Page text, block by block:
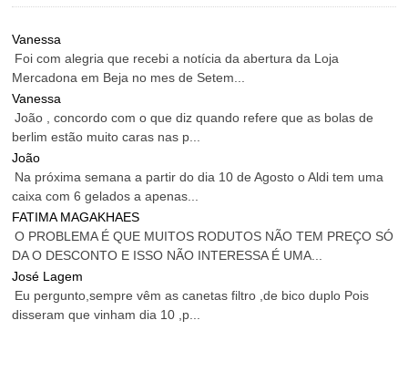
Vanessa
Foi com alegria que recebi a notícia da abertura da Loja
Mercadona em Beja no mes de Setem...
Vanessa
João , concordo com o que diz quando refere que as bolas de
berlim estão muito caras nas p...
João
Na próxima semana a partir do dia 10 de Agosto o Aldi tem uma
caixa com 6 gelados a apenas...
FATIMA MAGAKHAES
O PROBLEMA É QUE MUITOS RODUTOS NÃO TEM PREÇO SÓ
DA O DESCONTO E ISSO NÃO INTERESSA É UMA...
José Lagem
Eu pergunto,sempre vêm as canetas filtro ,de bico duplo Pois
disseram que vinham dia 10 ,p...